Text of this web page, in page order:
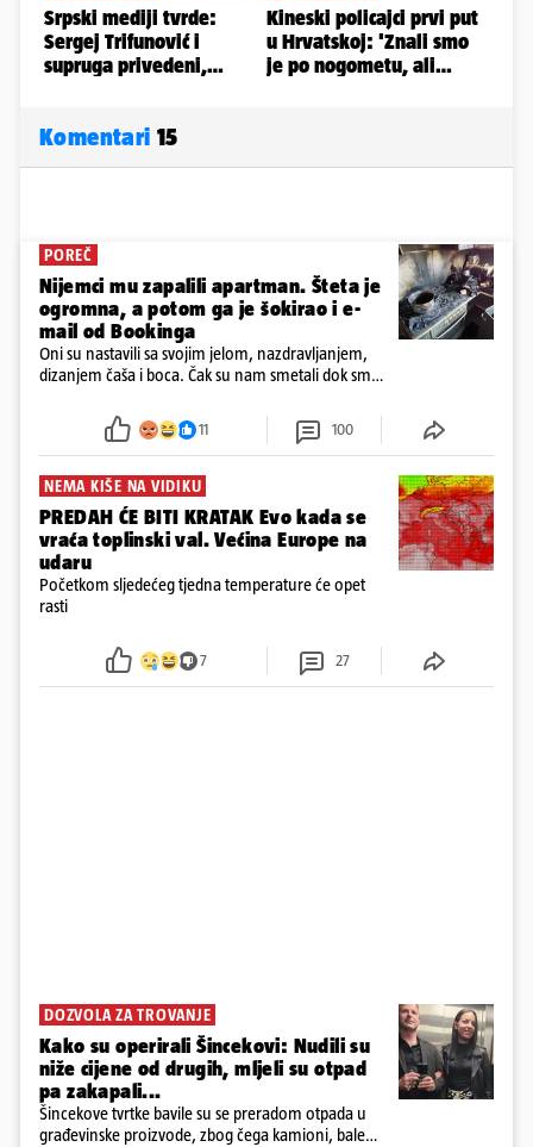
Komentari 15
POREČ
Nijemci mu zapalili apartman. Šteta je
ogromna, a potom ga je šokirao i e-
mail od Bookinga
Oni su nastavili sa svojim jelom, nazdravljanjem,
dizanjem čaša i boca. Čak su nam smetali dok smo
požar, rekao je vlasnik
11 100
NEMA KIŠE NA VIDIKU
PREDAH ĆE BITI KRATAK Evo kada se
vraća toplinski val. Većina Europe na
udaru
Početkom sljedećeg tjedna temperature će opet
rasti
7 27
DOZVOLA ZA TROVANJE
Kako su operirali Šincekovi: Nudili su
niže cijene od drugih, mljeli su otpad
pa zakapali...
Šincekove tvrtke bavile su se preradom otpada u
građevinske proizvode, zbog čega kamioni, bale